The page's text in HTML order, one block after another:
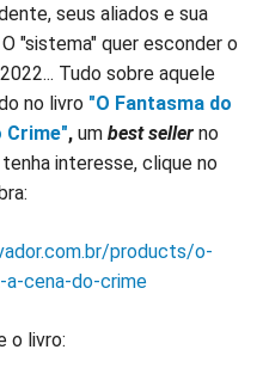
seus aliados e sua
"sistema" quer esconder o
Tudo sobre aquele
no livro "O Fantasma do
Crime", um best seller no
interesse, clique no
products/o-
cena-do-crime
o livro: